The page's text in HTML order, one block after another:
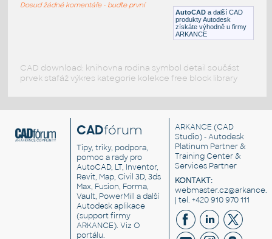
DWG Průmysl AutoCAD a další CAD
produkty Autodesk
získáte výhodně u firmy
ARKANCE
Dosud žádné komentáře - buďte první
CAD download: knihovna rodina symbol detail součást
prvek stafáž výkres kategorie kolekce free block library
CADfórum
Tipy, triky, podpora,
pomoc a rady pro
AutoCAD, LT, Inventor,
Revit, Map, Civil 3D, 3ds
Max, Fusion, Forma,
Vault, PowerMill a další
Autodesk aplikace
(support firmy
ARKANCE). VizO
portálu.
ARKANCE (CAD
Studio) - Autodesk
Platinum Partner &
Training Center &
Services Partner
KONTAKT:
| tel. +420 910 970 111